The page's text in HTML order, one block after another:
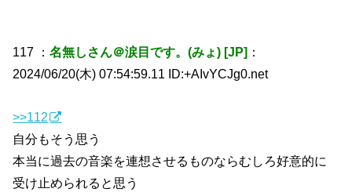
117 ：名無しさん＠涙目です。(みょ) [JP] ：
2024/06/20(木) 07:54:59.11 ID:+AIvYCJg0.net
>>112
自分もそう思う
本当に過去の音楽を連想させるものならむしろ好意的に
受け止められると思う